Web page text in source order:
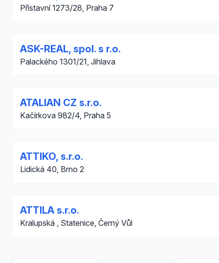
Přístavní 1273/28, Praha 7
ASK-REAL, spol. s r.o.
Palackého 1301/21, Jihlava
ATALIAN CZ s.r.o.
Kačírkova 982/4, Praha 5
ATTIKO, s.r.o.
Lidická 40, Brno 2
ATTILA s.r.o.
Kralupská , Statenice, Černý Vůl